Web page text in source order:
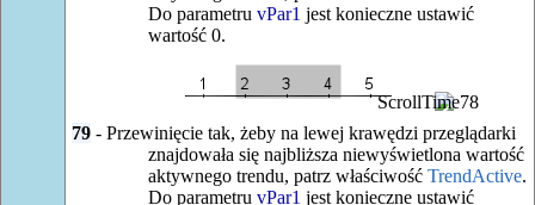
Do parametru vPar1 jest konieczne ustawić
wartość 0.
79- Przewinięcie tak, żeby na lewej krawędzi przeglądarki
znajdowała się najbliższa niewyświetlona wartość
aktywnego trendu, patrz właściwość TrendActive.
Do parametru vPar1 jest konieczne ustawić